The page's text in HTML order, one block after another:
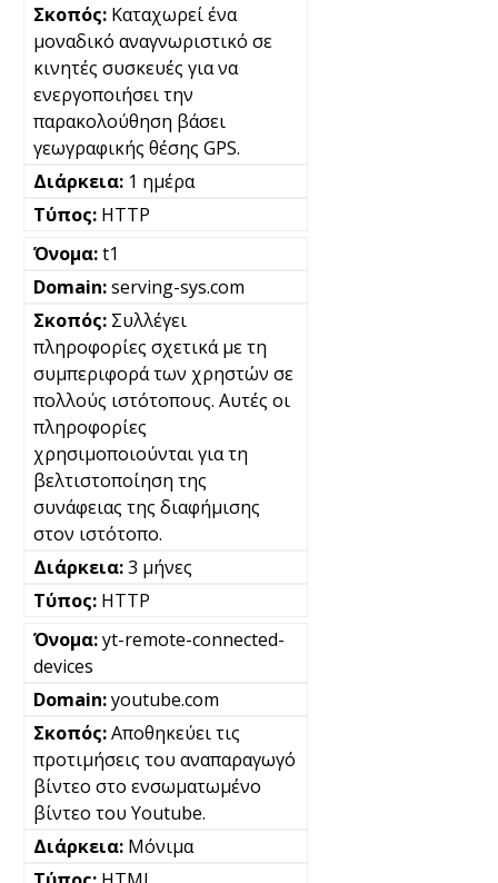
Καταχωρεί ένα
μοναδικό αναγνωριστικό σε
κινητές συσκευές για να
ενεργοποιήσει την
παρακολούθηση βάσει
γεωγραφικής θέσης GPS.
1 ημέρα
HTTP
t1
serving-sys.com
Συλλέγει
πληροφορίες σχετικά με τη
συμπεριφορά των χρηστών σε
πολλούς ιστότοπους. Αυτές οι
πληροφορίες
χρησιμοποιούνται για τη
βελτιστοποίηση της
συνάφειας της διαφήμισης
στον ιστότοπο.
3 μήνες
HTTP
yt-remote-connected-
devices
youtube.com
Αποθηκεύει τις
προτιμήσεις του αναπαραγωγό
βίντεο στο ενσωματωμένο
βίντεο του Youtube.
Μόνιμα